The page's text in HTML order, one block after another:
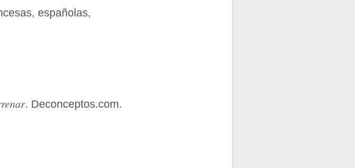
españolas,
. Deconceptos.com.